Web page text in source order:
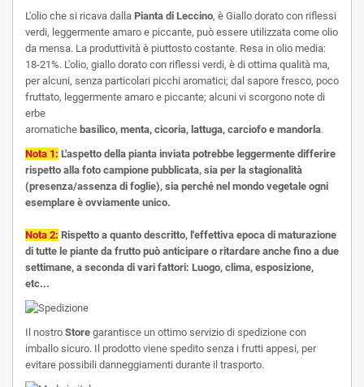
L'olio che si ricava dalla Pianta di Leccino, è Giallo dorato con riflessi
verdi, leggermente amaro e piccante, può essere utilizzata come olio
da mensa. La produttività è piuttosto costante. Resa in olio media:
18-21%. L'olio, giallo dorato con riflessi verdi, è di ottima qualità ma,
per alcuni, senza particolari picchi aromatici; dal sapore fresco, poco
fruttato, leggermente amaro e piccante; alcuni vi scorgono note di
erbe
aromatiche basilico, menta, cicoria, lattuga, carciofo e mandorla.
Nota 1: L'aspetto della pianta inviata potrebbe leggermente differire
rispetto alla foto campione pubblicata, sia per la stagionalità
(presenza/assenza di foglie), sia perché nel mondo vegetale ogni
esemplare è ovviamente unico.
Nota 2: Rispetto a quanto descritto, l'effettiva epoca di maturazione
di tutte le piante da frutto può anticipare o ritardare anche fino a due
settimane, a seconda di vari fattori: Luogo, clima, esposizione,
etc...
Il nostro Store garantisce un ottimo servizio di spedizione con
imballo sicuro. Il prodotto viene spedito senza i frutti appesi, per
evitare possibili danneggiamenti durante il trasporto.